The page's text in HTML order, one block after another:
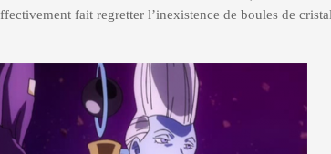
fait regretter l’inexistence de boules de cristal